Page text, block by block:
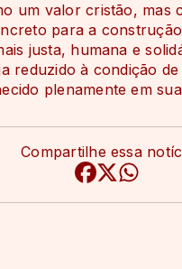
um valor cristão, mas
para a
justa, humana e
reduzido à condição
plenamente em
Compartilhe essa